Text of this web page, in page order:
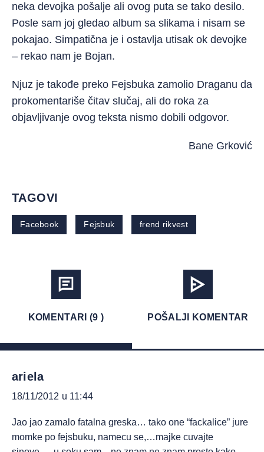
neka devojka pošalje ali ovog puta se tako desilo.
Posle sam joj gledao album sa slikama i nisam se
pokajao. Simpatična je i ostavlja utisak ok devojke
– rekao nam je Bojan.
Njuz je takođe preko Fejsbuka zamolio Draganu da
prokomentariše čitav slučaj, ali do roka za
objavljivanje ovog teksta nismo dobili odgovor.
Bane Grković
TAGOVI
Facebook Fejsbuk frend rikvest
KOMENTARI (9 ) POŠALJI KOMENTAR
ariela
18/11/2012 u 11:44
Jao jao zamalo fatalna greska… tako one “fackalice” jure
momke po fejsbuku, namecu se,…majke cuvajte